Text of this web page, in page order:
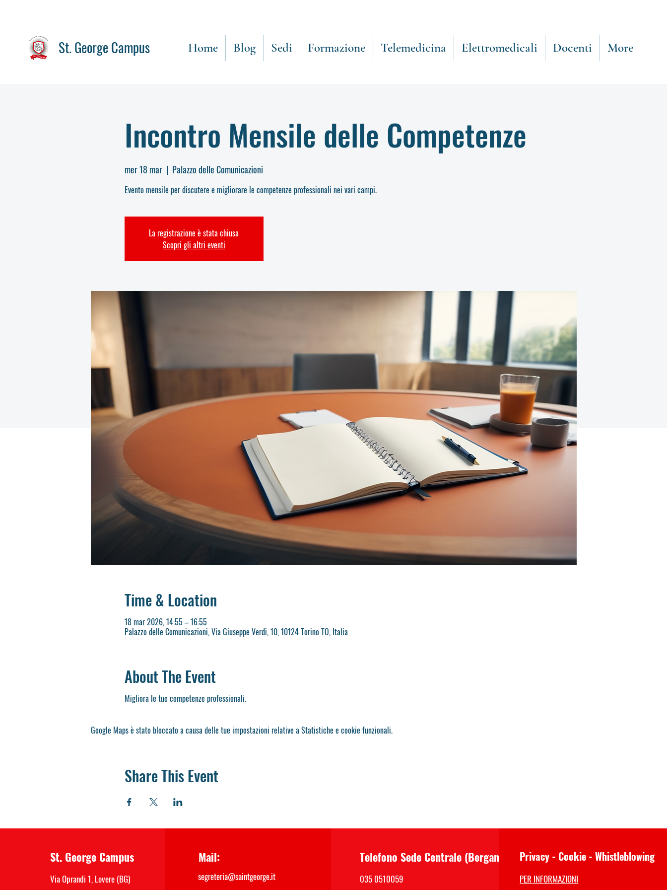
St. George Campus Home Blog Sedi Formazione Telemedicina Elettromedicali Docenti More
Incontro Mensile delle Competenze
mer 18 mar
  |
Palazzo delle Comunicazioni
Evento mensile per discutere e migliorare le competenze professionali nei vari campi.
La registrazione è stata chiusa
Scopri gli altri eventi
Time & Location
18 mar 2026, 14:55 – 16:55
Palazzo delle Comunicazioni, Via Giuseppe Verdi, 10, 10124 Torino TO, Italia
About The Event
Migliora le tue competenze professionali.
Google Maps è stato bloccato a causa delle tue impostazioni relative a Statistiche e cookie funzionali.
Share This Event
St. George Campus
Via Oprandi 1, Lovere (BG)
Mail:
segreteria@saintgeorge.it
Telefono Sede Centrale (Bergamo)
035 0510059
Privacy - Cookie - Whistleblowing
PER INFORMAZIONI